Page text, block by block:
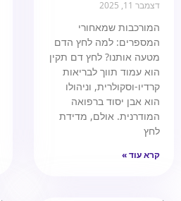
דצמבר 11, 2025
המורכבות שמאחורי
המספרים: למה לחץ הדם
מטעה אותנו? לחץ דם תקין
הוא עמוד תווך לבריאות
קרדיו-וסקולרית, וניהולו
הוא אבן יסוד ברפואה
המודרנית. אולם, מדידת
לחץ
קרא עוד »